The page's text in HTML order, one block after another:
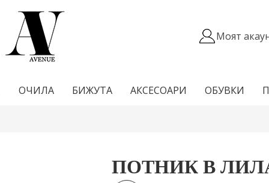
Моят
ОЧИЛА БИЖУТА АКСЕСОАРИ ОБУВКИ
ПОТНИК В